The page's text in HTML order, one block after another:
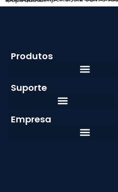
Produtos
Suporte
Empresa